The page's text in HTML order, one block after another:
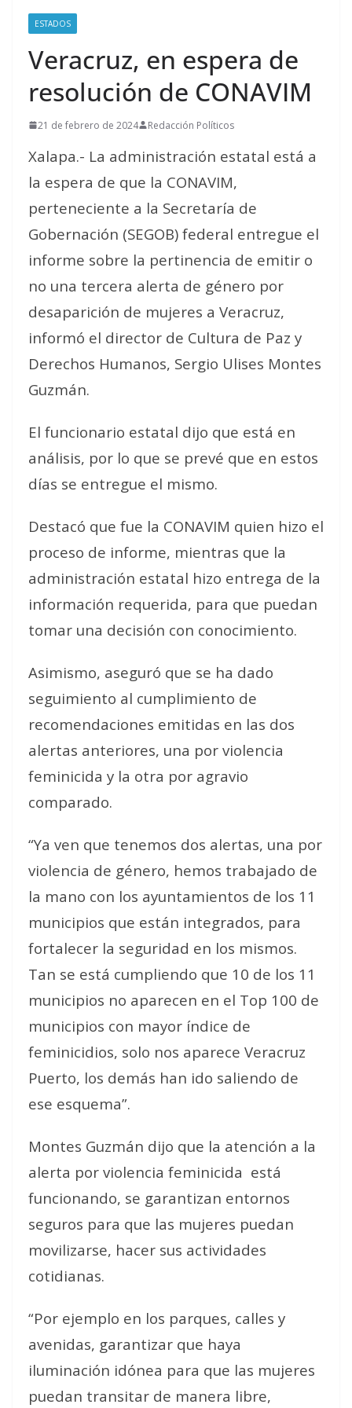
ESTADOS
Veracruz, en espera de
resolución de CONAVIM
21 de febrero de 2024 Redacción Políticos
Xalapa.- La administración estatal está a
la espera de que la CONAVIM,
perteneciente a la Secretaría de
Gobernación (SEGOB) federal entregue el
informe sobre la pertinencia de emitir o
no una tercera alerta de género por
desaparición de mujeres a Veracruz,
informó el director de Cultura de Paz y
Derechos Humanos, Sergio Ulises Montes
Guzmán.
El funcionario estatal dijo que está en
análisis, por lo que se prevé que en estos
días se entregue el mismo.
Destacó que fue la CONAVIM quien hizo el
proceso de informe, mientras que la
administración estatal hizo entrega de la
información requerida, para que puedan
tomar una decisión con conocimiento.
Asimismo, aseguró que se ha dado
seguimiento al cumplimiento de
recomendaciones emitidas en las dos
alertas anteriores, una por violencia
feminicida y la otra por agravio
comparado.
“Ya ven que tenemos dos alertas, una por
violencia de género, hemos trabajado de
la mano con los ayuntamientos de los 11
municipios que están integrados, para
fortalecer la seguridad en los mismos.
Tan se está cumpliendo que 10 de los 11
municipios no aparecen en el Top 100 de
municipios con mayor índice de
feminicidios, solo nos aparece Veracruz
Puerto, los demás han ido saliendo de
ese esquema”.
Montes Guzmán dijo que la atención a la
alerta por violencia feminicida está
funcionando, se garantizan entornos
seguros para que las mujeres puedan
movilizarse, hacer sus actividades
cotidianas.
“Por ejemplo en los parques, calles y
avenidas, garantizar que haya
iluminación idónea para que las mujeres
puedan transitar de manera libre,